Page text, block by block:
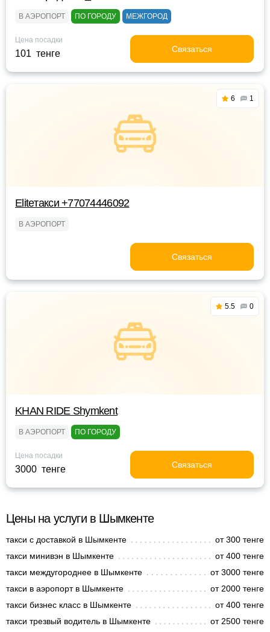
В АЭРОПОРТ ПО ГОРОДУ МЕЖГОРОД
Цена посадки
101 тенге Связаться
6 1
Eliteтакси +77074446092
В АЭРОПОРТ
Связаться
5.5 0
KHAN RIDE Shymkent
В АЭРОПОРТ ПО ГОРОДУ
Цена посадки
3000 тенге Связаться
Цены на услуги в Шымкенте
такси с доставкой в Шымкенте
от 300 тенге
такси минивэн в Шымкенте
от 400 тенге
такси междугороднее в Шымкенте
от 3000 тенге
такси в аэропорт в Шымкенте
от 2000 тенге
такси бизнес класс в Шымкенте
от 400 тенге
такси трезвый водитель в Шымкенте
от 2500 тенге